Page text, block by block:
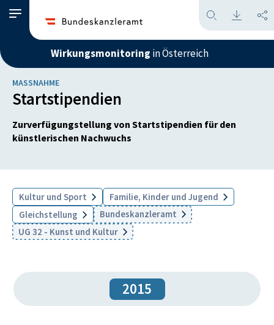
Wirkungsmonitoring in Österreich
MASSNAHME
Startstipendien
Zurverfügungstellung von Startstipendien für den
künstlerischen Nachwuchs
Kultur und Sport
Familie, Kinder und Jugend
Gleichstellung
Bundeskanzleramt
UG 32 - Kunst und Kultur
2015